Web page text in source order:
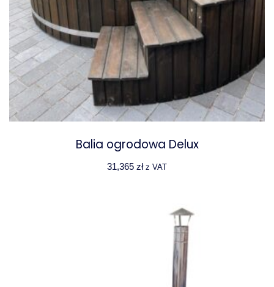
Balia ogrodowa Delux
31,365 zł z VAT